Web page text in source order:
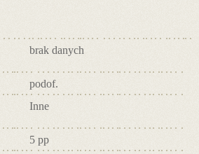
brak danych
podof.
Inne
5 pp